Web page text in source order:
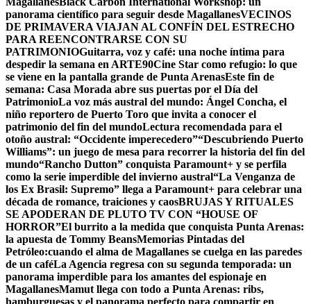
panorama científico para seguir desde MagallanesVECINOS
DE PRIMAVERA VIAJAN AL CONFÍN DEL ESTRECHO
PARA REENCONTRARSE CON SU
PATRIMONIOGuitarra, voz y café: una noche íntima para
despedir la semana en ARTE90Cine Star como refugio: lo que
se viene en la pantalla grande de Punta ArenasEste fin de
semana: Casa Morada abre sus puertas por el Día del
PatrimonioLa voz más austral del mundo: Ángel Concha, el
niño reportero de Puerto Toro que invita a conocer el
patrimonio del fin del mundoLectura recomendada para el
otoño austral: “Occidente imperecedero”“Descubriendo Puerto
Williams”: un juego de mesa para recorrer la historia del fin del
mundo“Rancho Dutton” conquista Paramount+ y se perfila
como la serie imperdible del invierno austral“La Venganza de
los Ex Brasil: Supremo” llega a Paramount+ para celebrar una
década de romance, traiciones y caosBRUJAS Y RITUALES
SE APODERAN DE PLUTO TV CON “HOUSE OF
HORROR”El burrito a la medida que conquista Punta Arenas:
la apuesta de Tommy BeansMemorias Pintadas del
Petróleo:cuando el alma de Magallanes se cuelga en las paredes
de un caféLa Agencia regresa con su segunda temporada: un
panorama imperdible para los amantes del espionaje en
MagallanesMamut llega con todo a Punta Arenas: ribs,